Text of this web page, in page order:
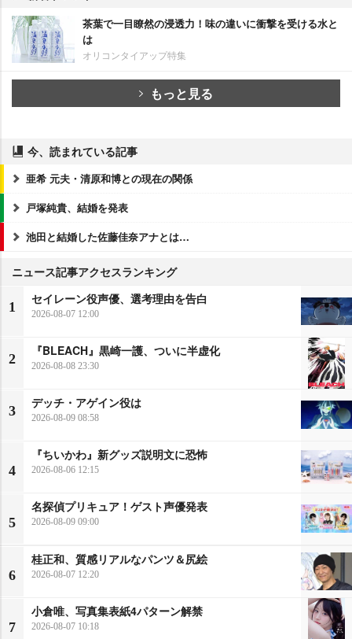
茶葉で一目瞭然の浸透力！味の違いに衝撃を受ける水と
は
オリコンタイアップ特集
もっと見る
今、読まれている記事
亜希 元夫・清原和博との現在の関係
戸塚純貴、結婚を発表
池田と結婚した佐藤佳奈アナとは…
ニュース記事アクセスランキング
1
セイレーン役声優、選考理由を告白
2026-08-07 12:00
2
『BLEACH』黒崎一護、ついに半虚化
2026-08-08 23:30
3
デッチ・アゲイン役は
2026-08-09 08:58
4
『ちいかわ』新グッズ説明文に恐怖
2026-08-06 12:15
5
名探偵プリキュア！ゲスト声優発表
2026-08-09 09:00
6
桂正和、質感リアルなパンツ＆尻絵
2026-08-07 12:20
7
小倉唯、写真集表紙4パターン解禁
2026-08-07 10:18